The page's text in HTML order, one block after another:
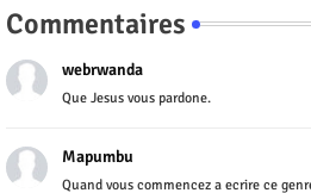
Commentaires
webrwanda
Que Jesus vous pardone.
Mapumbu
Quand vous commencez a ecrire ce